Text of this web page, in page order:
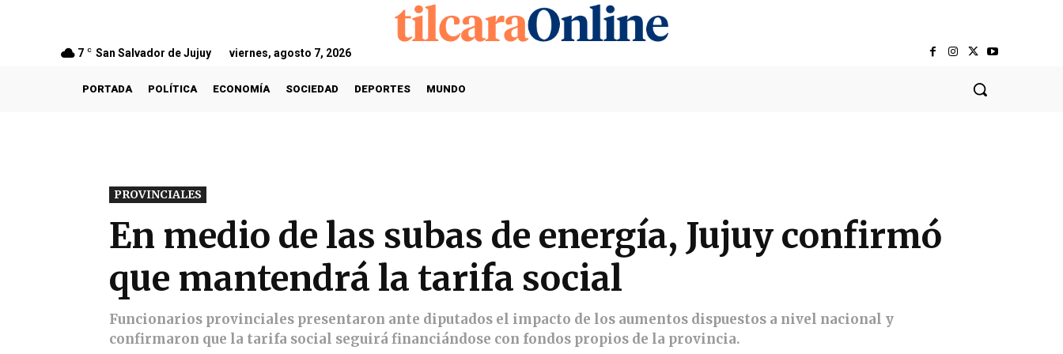
7 C San Salvador de Jujuy viernes, agosto 7, 2026
PORTADA POLÍTICA ECONOMÍA SOCIEDAD DEPORTES MUNDO
PROVINCIALES
En medio de las subas de energía, Jujuy confirmó
que mantendrá la tarifa social
Funcionarios provinciales presentaron ante diputados el impacto de los aumentos dispuestos a nivel nacional y
confirmaron que la tarifa social seguirá financiándose con fondos propios de la provincia.